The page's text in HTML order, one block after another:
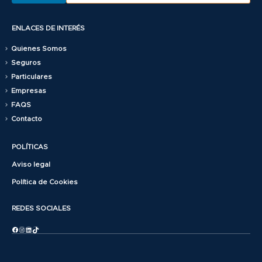
ENLACES DE INTERÉS
Quienes Somos
Seguros
Particulares
Empresas
FAQS
Contacto
POLÍTICAS
Aviso legal
Política de Cookies
REDES SOCIALES
Facebook
Instagram
LinkedIn
TikTok